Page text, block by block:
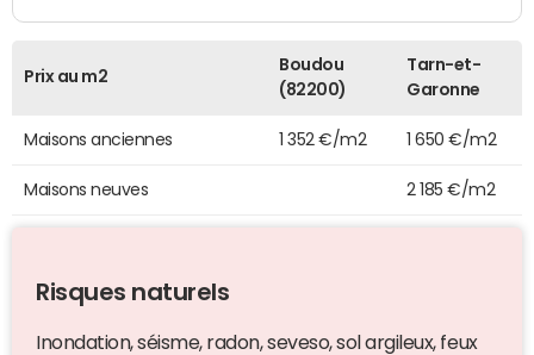
Prix au m2
Boudou
(82200)
Tarn-et-
Garonne
Maisons anciennes 1 352 €/m2 1 650 €/m2
Maisons neuves 2 185 €/m2
Risques naturels
Inondation, séisme, radon, seveso, sol argileux, feux